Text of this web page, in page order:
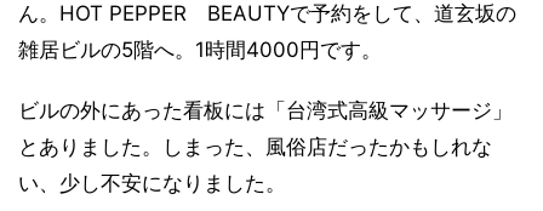
ん。HOT PEPPER BEAUTYで予約をして、道玄坂の
雑居ビルの5階へ。1時間4000円です。
ビルの外にあった看板には「台湾式高級マッサージ」
とありました。しまった、風俗店だったかもしれな
い、少し不安になりました。